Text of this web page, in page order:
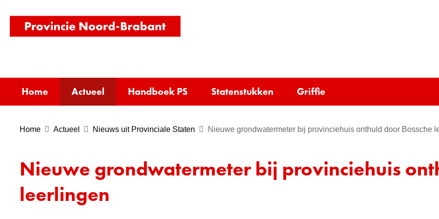
homepage)
Home Actueel Handboek PS Statenstukken Griffie
Home Actueel Nieuws uit Provinciale Staten Nieuwe grondwatermeter bij provinciehuis onthuld door Bossche
Nieuwe grondwatermeter bij provinciehuis
leerlingen